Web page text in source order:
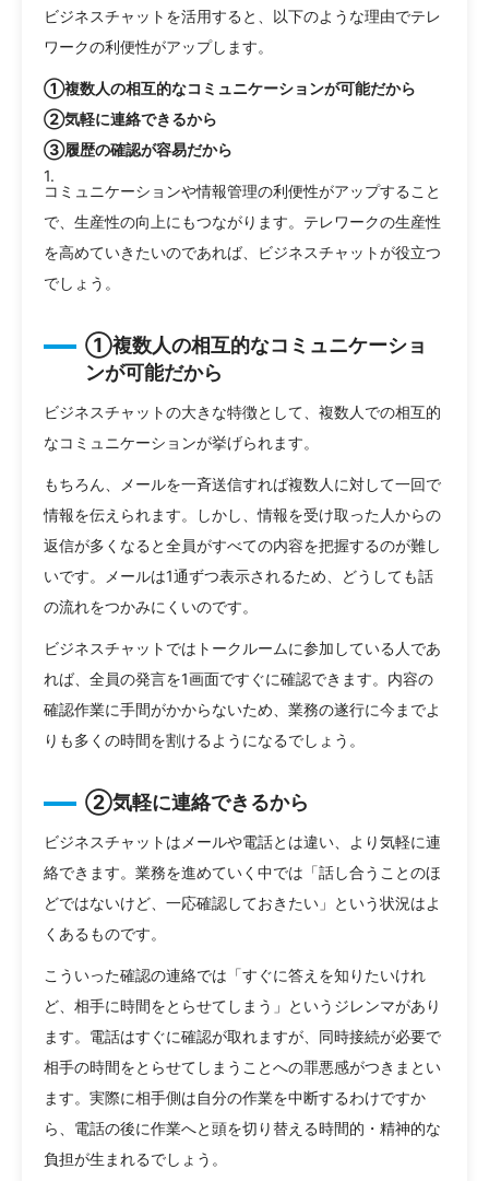
ビジネスチャットを活用すると、以下のような理由でテレ
ワークの利便性がアップします。
①複数人の相互的なコミュニケーションが可能だから
②気軽に連絡できるから
③履歴の確認が容易だから
コミュニケーションや情報管理の利便性がアップすること
で、生産性の向上にもつながります。テレワークの生産性
を高めていきたいのであれば、ビジネスチャットが役立つ
でしょう。
①複数人の相互的なコミュニケーショ
ンが可能だから
ビジネスチャットの大きな特徴として、複数人での相互的
なコミュニケーションが挙げられます。
もちろん、メールを一斉送信すれば複数人に対して一回で
情報を伝えられます。しかし、情報を受け取った人からの
返信が多くなると全員がすべての内容を把握するのが難し
いです。メールは1通ずつ表示されるため、どうしても話
の流れをつかみにくいのです。
ビジネスチャットではトークルームに参加している人であ
れば、全員の発言を1画面ですぐに確認できます。内容の
確認作業に手間がかからないため、業務の遂行に今までよ
りも多くの時間を割けるようになるでしょう。
②気軽に連絡できるから
ビジネスチャットはメールや電話とは違い、より気軽に連
絡できます。業務を進めていく中では「話し合うことのほ
どではないけど、一応確認しておきたい」という状況はよ
くあるものです。
こういった確認の連絡では「すぐに答えを知りたいけれ
ど、相手に時間をとらせてしまう」というジレンマがあり
ます。電話はすぐに確認が取れますが、同時接続が必要で
相手の時間をとらせてしまうことへの罪悪感がつきまとい
ます。実際に相手側は自分の作業を中断するわけですか
ら、電話の後に作業へと頭を切り替える時間的・精神的な
負担が生まれるでしょう。